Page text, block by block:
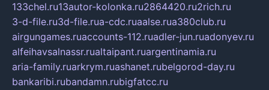
133chel.ru13autor-kolonka.ru2864420.ru2rich.ru
3-d-file.ru3d-file.rua-cdc.ruaalse.rua380club.ru
airgungames.ruaccounts-112.ruadler-jun.ruadonyev.ru
alfeihavsalnassr.rualtaipant.ruargentinamia.ru
aria-family.ruarkrym.ruashanet.rubelgorod-day.ru
bankaribi.rubandamn.rubigfatcc.ru